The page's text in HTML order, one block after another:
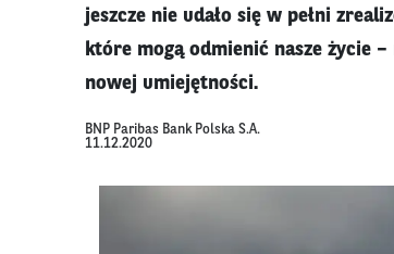
jeszcze nie udało się w pełni
które mogą odmienić nasze życie
nowej umiejętności.
BNP Paribas Bank Polska S.A.
11.12.2020